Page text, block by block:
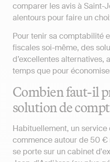
comparer les avis à Saint-
alentours pour faire un
Pour tenir sa comptabilité
fiscales soi-même, des
d’excellentes alternatives,
temps que pour
Combien faut-il
solution de
Habituellement, un
commence autour de 50 €
se porte sur un cabinet